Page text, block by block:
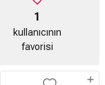
1
kullanıcının
favorisi